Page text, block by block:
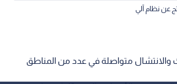
عن نظام آلي
والانتشال متواصلة في عدد من المناطق